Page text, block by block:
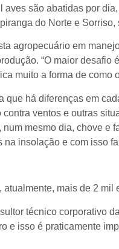
aves são abatidas por
do Norte e
agropecuário em
“O maior
muito a forma de como
que há diferenças em
ventos e outras
num mesmo dia, chove e
na insolação e com isso
atualmente, mais de 2
técnico corporativo
e isso é praticamente